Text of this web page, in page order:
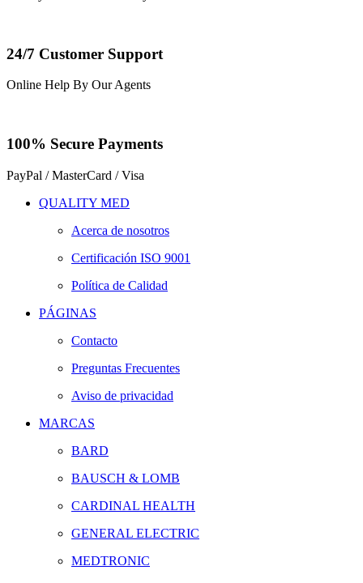
24/7 Customer Support
Online Help By Our Agents
100% Secure Payments
PayPal / MasterCard / Visa
QUALITY MED
Acerca de nosotros
Certificación ISO 9001
Política de Calidad
PÁGINAS
Contacto
Preguntas Frecuentes
Aviso de privacidad
MARCAS
BARD
BAUSCH & LOMB
CARDINAL HEALTH
GENERAL ELECTRIC
MEDTRONIC